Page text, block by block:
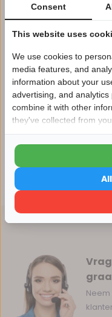
Productomschrijving
Specificaties
Reviews
Consent
This website uses
We use cookies to
media features, and
information about your
advertising, and
combine it with other
they've collected from